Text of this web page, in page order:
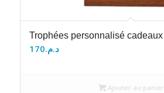
Trophées personnalisé cadeaux
د.م.170
Ajouter au panier